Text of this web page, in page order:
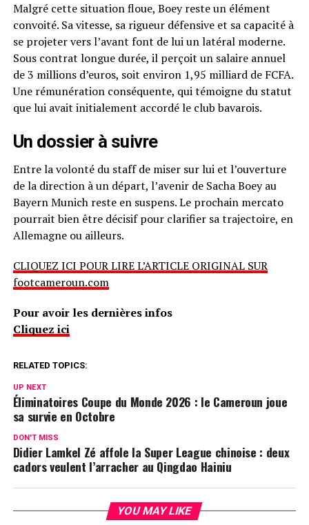
Malgré cette situation floue, Boey reste un élément
convoité. Sa vitesse, sa rigueur défensive et sa capacité à
se projeter vers l’avant font de lui un latéral moderne.
Sous contrat longue durée, il perçoit un salaire annuel
de 3 millions d’euros, soit environ 1,95 milliard de FCFA.
Une rémunération conséquente, qui témoigne du statut
que lui avait initialement accordé le club bavarois.
Un dossier à suivre
Entre la volonté du staff de miser sur lui et l’ouverture
de la direction à un départ, l’avenir de Sacha Boey au
Bayern Munich reste en suspens. Le prochain mercato
pourrait bien être décisif pour clarifier sa trajectoire, en
Allemagne ou ailleurs.
CLIQUEZ ICI POUR LIRE L’ARTICLE ORIGINAL SUR
footcameroun.com
Pour avoir les dernières infos
Cliquez ici
RELATED TOPICS:
UP NEXT
Éliminatoires Coupe du Monde 2026 : le Cameroun joue
sa survie en Octobre
DON'T MISS
Didier Lamkel Zé affole la Super League chinoise : deux
cadors veulent l’arracher au Qingdao Hainiu
YOU MAY LIKE